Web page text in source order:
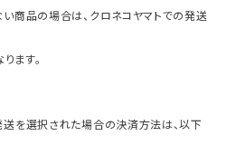
商品の場合は、クロネコヤマトでの発送
ます。
送を選択された場合の決済方法は、以下